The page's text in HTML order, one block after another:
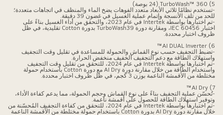
5) TurboWash™ 360 (24 بوصة)
-تستخدم نظامًا ثلاثي الأبعاد متعدد الفوهات يضخ الماء والمنظف في اتجاهات متعددة؛
للحد من تلف الأنسجة وإتمام عملية الغسيل في غضون 39 دقيقة.
-تم اختبارها بواسطة Intertek في عام 2023، والتحقق من أداء الغسيل بناءً على
اختبار IEC 60456، ومقارنة دورة TurboWash39 بدورة Cotton تقليدية، في ظل
ظروف اختبار محددة.
6) AI DUAL Inverter™
-تضبط التجفيف حسب نوع القماش والحمولة للمساعدة في تقليل وقت التجفيف
واستهلاك الطاقة مع دعم التجفيف الخفيف منخفض الحرارة.
-تم اختبارها بواسطة Intertek في عام 2024، للتحقق من تقليل وقت التجفيف
واستخدام الطاقة من خلال مقارنة دورة AI Dry مع دورة Cotton باستخدام حمولة
مختلطة من الأقمشة الناعمة بوزن 3 كجم، في ظل ظروف اختبار محددة.
7) AI Dry™
-تُحسّن عملية التجفيف بناءً على نوع القماش وحجم الحمولة، مما يدعم كفاءة الأداء،
وتوفير استهلاك الطاقة للحصول على أقمشة ناعمة.
-تم اختبارها بواسطة Intertek في عام 2024، للتحقق من كفاءة التجفيف المُحسّنة من
خلال مقارنة دورة AI Dry بدورة Cotton باستخدام حمولة مختلطة من الأقمشة الناعمة